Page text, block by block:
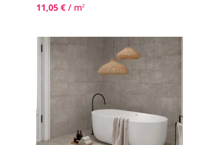
11,05 € / m2